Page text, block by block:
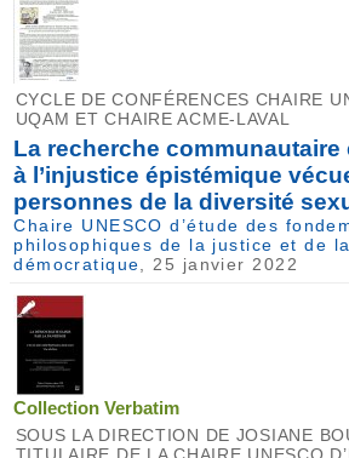
CYCLE DE CONFÉRENCES CHAIRE
UQAM ET CHAIRE ACME-LAVAL
La recherche communautaire
à l’injustice épistémique
personnes de la diversité
Chaire UNESCO d’étude des
philosophiques de la justice et de
démocratique , 25 janvier 2022
Collection Verbatim
SOUS LA DIRECTION DE JOSIANE